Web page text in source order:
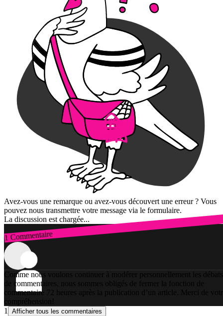
Avez-vous une remarque ou avez-vous découvert une erreur ? Vous
pouvez nous transmettre votre message via le formulaire.
La discussion est chargée...
1 Commentaire
Connexion
Comme nous voulons continuer à modérer personnellement les débats
de commentaires, nous sommes obligés de fermer la fonction de
commentaire 72 heures après la publication d’un article. Merci de
compréhension!
1
Afficher tous les commentaires